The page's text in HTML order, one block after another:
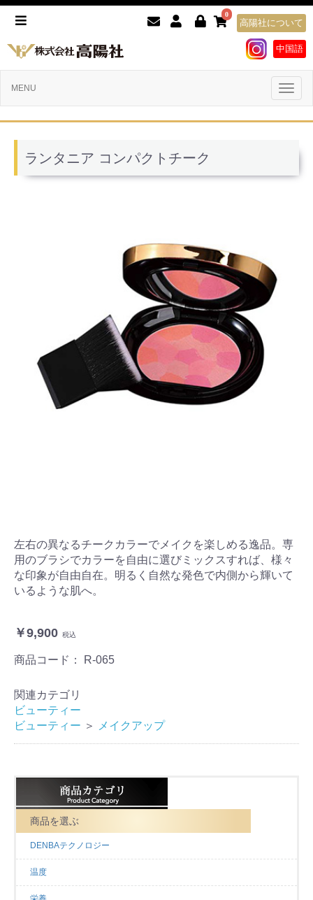
0
高陽社について
中国語
MENU
ランタニア コンパクトチーク
左右の異なるチークカラーでメイクを楽しめる逸品。専
用のブラシでカラーを自由に選びミックスすれば、様々
な印象が自由自在。明るく自然な発色で内側から輝いて
いるような肌へ。
￥9,900 税込
商品コード： R-065
関連カテゴリ
ビューティー
ビューティー ＞ メイクアップ
お買い物を続ける
商品を選ぶ
DENBAテクノロジー
温度